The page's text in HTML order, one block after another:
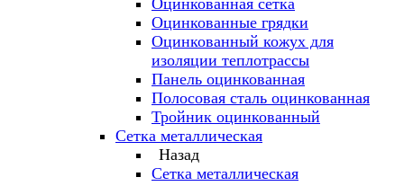
Оцинкованная сетка
Оцинкованные грядки
Оцинкованный кожух для
изоляции теплотрассы
Панель оцинкованная
Полосовая сталь оцинкованная
Тройник оцинкованный
Сетка металлическая
Назад
Сетка металлическая